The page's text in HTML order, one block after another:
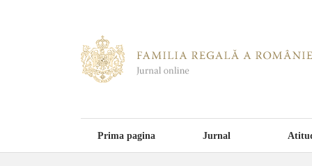
Prima pagina Jurnal